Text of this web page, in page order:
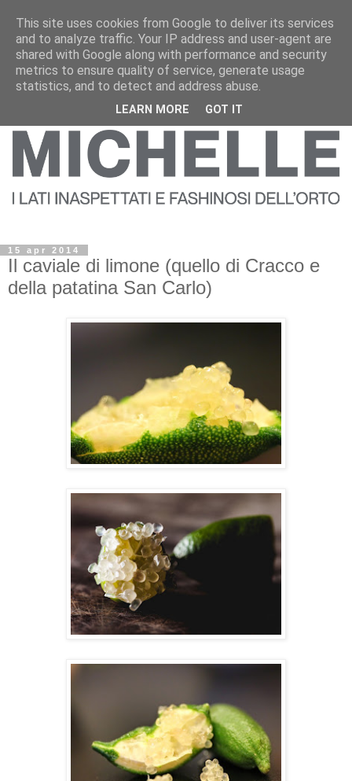
15 apr 2014
Il caviale di limone (quello di Cracco e
della patatina San Carlo)
This site uses cookies from Google to deliver its services
and to analyze traffic. Your IP address and user-agent are
shared with Google along with performance and security
metrics to ensure quality of service, generate usage
statistics, and to detect and address abuse.
LEARN MORE GOT IT